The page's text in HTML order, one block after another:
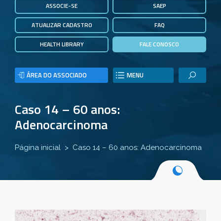
ASSOCIE-SE
ATUALIZAR CADASTRO
HEALTH LIBRARY
SAEP
FAQ
FALE CONOSCO
ÁREA DO ASSOCIADO MENU
Caso 14 – 60 anos:
Adenocarcinoma
Página inicial Caso 14 – 60 anos: Adenocarcinoma